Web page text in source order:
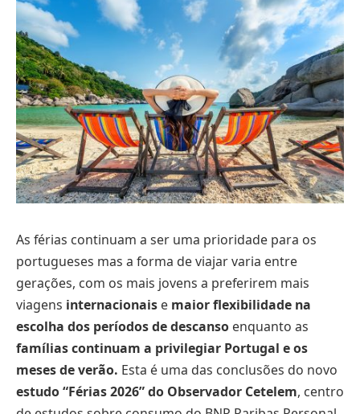
As férias continuam a ser uma prioridade para os
portugueses mas a forma de viajar varia entre
gerações, com os mais jovens a preferirem mais
viagens internacionais e maior flexibilidade na
escolha dos períodos de descanso enquanto as
famílias continuam a privilegiar Portugal e os
meses de verão. Esta é uma das conclusões do novo
estudo “Férias 2026” do Observador Cetelem, centro